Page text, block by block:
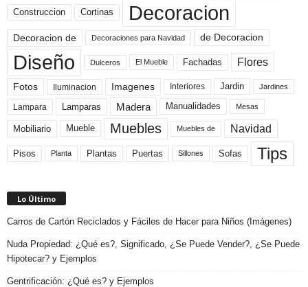
Construccion Cortinas Decoracion
Decoracion de Decoraciones para Navidad de Decoracion
Diseño Dulceros El Mueble Fachadas Flores
Fotos Iluminacion Imagenes Interiores Jardin Jardines
Lampara Lamparas Madera Manualidades Mesas
Mobiliario Mueble Muebles Muebles de Navidad
Pisos Planta Plantas Puertas Sillones Sofas Tips
Lo Último
Carros de Cartón Reciclados y Fáciles de Hacer para Niños (Imágenes)
Nuda Propiedad: ¿Qué es?, Significado, ¿Se Puede Vender?, ¿Se Puede
Hipotecar? y Ejemplos
Gentrificación: ¿Qué es? y Ejemplos